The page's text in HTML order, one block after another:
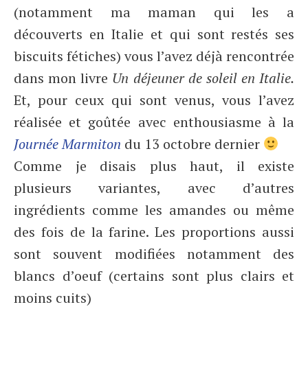
(notamment ma maman qui les a
découverts en Italie et qui sont restés ses
biscuits fétiches) vous l’avez déjà rencontrée
dans mon livre Un déjeuner de soleil en Italie.
Et, pour ceux qui sont venus, vous l’avez
réalisée et goûtée avec enthousiasme à la
Journée Marmiton du 13 octobre dernier
Comme je disais plus haut, il existe
plusieurs variantes, avec d’autres
ingrédients comme les amandes ou même
des fois de la farine. Les proportions aussi
sont souvent modifiées notamment des
blancs d’oeuf (certains sont plus clairs et
moins cuits)